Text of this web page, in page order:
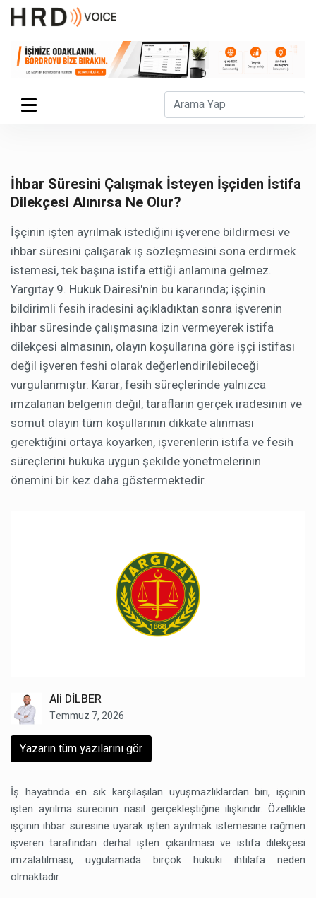
İhbar Süresini Çalışmak İsteyen İşçiden İstifa
Dilekçesi Alınırsa Ne Olur?
İşçinin işten ayrılmak istediğini işverene bildirmesi ve
ihbar süresini çalışarak iş sözleşmesini sona erdirmek
istemesi, tek başına istifa ettiği anlamına gelmez.
Yargıtay 9. Hukuk Dairesi'nin bu kararında; işçinin
bildirimli fesih iradesini açıkladıktan sonra işverenin
ihbar süresinde çalışmasına izin vermeyerek istifa
dilekçesi almasının, olayın koşullarına göre işçi istifası
değil işveren feshi olarak değerlendirilebileceği
vurgulanmıştır. Karar, fesih süreçlerinde yalnızca
imzalanan belgenin değil, tarafların gerçek iradesinin ve
somut olayın tüm koşullarının dikkate alınması
gerektiğini ortaya koyarken, işverenlerin istifa ve fesih
süreçlerini hukuka uygun şekilde yönetmelerinin
önemini bir kez daha göstermektedir.
Ali DİLBER
Temmuz 7, 2026
Yazarın tüm yazılarını gör
İş hayatında en sık karşılaşılan uyuşmazlıklardan biri, işçinin
işten ayrılma sürecinin nasıl gerçekleştiğine ilişkindir. Özellikle
işçinin ihbar süresine uyarak işten ayrılmak istemesine rağmen
işveren tarafından derhal işten çıkarılması ve istifa dilekçesi
imzalatılması, uygulamada birçok hukuki ihtilafa neden
olmaktadır.